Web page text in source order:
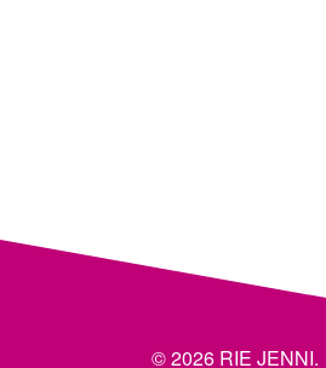
© 2026 RIE JENNI.